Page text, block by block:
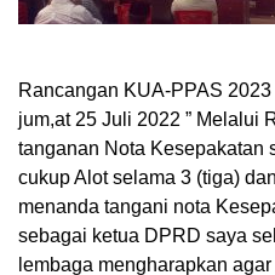
Rancangan KUA-PPAS
jum,at 25 Juli 2022 ” Melalui
tanganan Nota Kesepakatan
cukup Alot selama 3 (tiga)
menanda tangani nota
sebagai ketua DPRD saya
lembaga mengharapkan